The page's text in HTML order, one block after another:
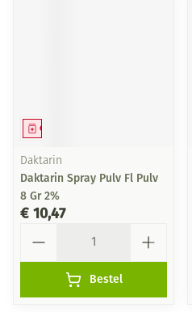
Geneesmiddel
Daktarin
Daktarin Spray Pulv Fl Pulv
8 Gr 2%
€ 10,47
Bestel